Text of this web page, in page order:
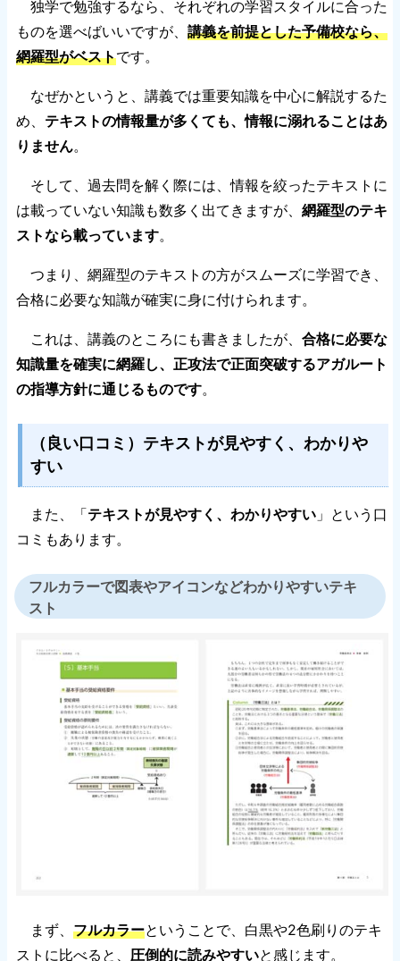
独学で勉強するなら、それぞれの学習スタイルに合った
ものを選べばいいですが、 講義を前提とした予備校なら、
網羅型がベストです。
なぜかというと、講義では重要知識を中心に解説するた
め、 テキストの情報量が多くても、情報に溺れることはあ
りません。
そして、過去問を解く際には、情報を絞ったテキストに
は載っていない知識も数多く出てきますが、 網羅型のテキ
ストなら載っています。
つまり、網羅型のテキストの方がスムーズに学習でき、
合格に必要な知識が確実に身に付けられます。
これは、講義のところにも書きましたが、 合格に必要な
知識量を確実に網羅し、正攻法で正面突破するアガルート
の指導方針に通じるものです。
（良い口コミ）テキストが見やすく、わかりや
すい
また、「テキストが見やすく、わかりやすい 」という口
コミもあります。
フルカラーで図表やアイコンなどわかりやすいテキ
スト
まず、 フルカラーということで、白黒や2色刷りのテキ
ストに比べると、 圧倒的に読みやすいと感じます。